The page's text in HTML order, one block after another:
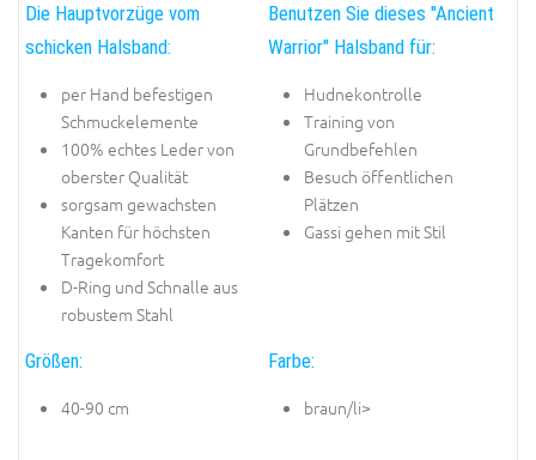
Die Hauptvorzüge vom
schicken Halsband:
per Hand befestigen
Schmuckelemente
100% echtes Leder von
oberster Qualität
sorgsam gewachsten
Kanten für höchsten
Tragekomfort
D-Ring und Schnalle aus
robustem Stahl
Benutzen Sie dieses "Ancient
Warrior" Halsband für:
Hudnekontrolle
Training von
Grundbefehlen
Besuch öffentlichen
Plätzen
Gassi gehen mit Stil
Größen:
40-90 cm
Farbe:
braun/li>